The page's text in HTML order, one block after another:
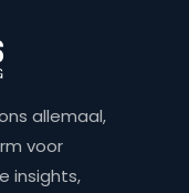
allemaal,
voor
insights,